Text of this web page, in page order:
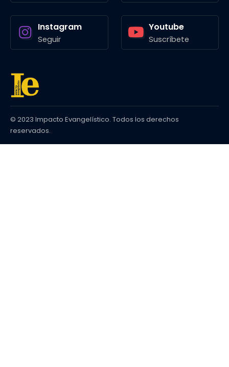
Instagram
Seguir
Youtube
Suscríbete
© 2023 Impacto Evangelístico. Todos los derechos
reservados.